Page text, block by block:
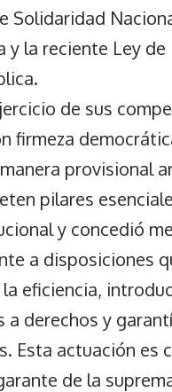
Solidaridad
y la reciente Ley de
de sus
firmeza
provisional
pilares
y concedió
a disposiciones
eficiencia,
a derechos y
Esta actuación es
de la